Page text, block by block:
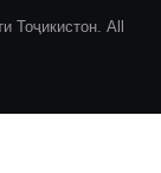
Тоҷикистон. All